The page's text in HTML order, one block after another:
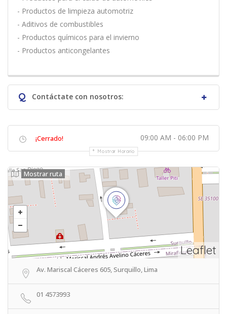
- Productos de limpieza automotriz
- Aditivos de combustibles
- Productos químicos para el invierno
- Productos anticongelantes
Q Contáctate con nosotros:
¡Cerrado! 09:00 AM - 06:00 PM
Mostrar Horario
Leaflet
Mostrar ruta
Av. Mariscal Cáceres 605, Surquillo, Lima
01 4573993